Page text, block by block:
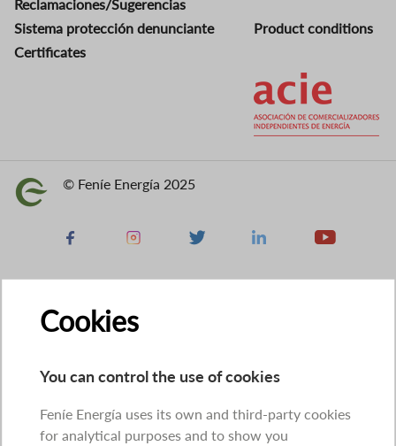
Reclamaciones/Sugerencias
Sistema protección denunciante
Product conditions
Certificates
Image © Feníe Energía 2025
Facebook Instagram X Linkedin Youtube
Cookies
You can control the use of cookies
Feníe Energía uses its own and third-party cookies
for analytical purposes and to show you